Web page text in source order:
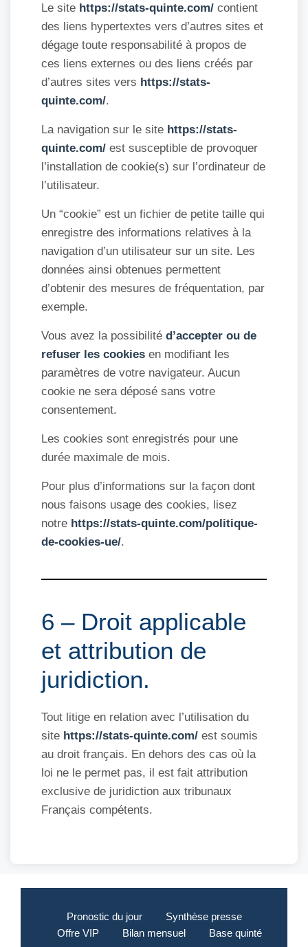
Le site https://stats-quinte.com/ contient
des liens hypertextes vers d’autres sites et
dégage toute responsabilité à propos de
ces liens externes ou des liens créés par
d’autres sites vers https://stats-
quinte.com/.
La navigation sur le site https://stats-
quinte.com/ est susceptible de provoquer
l’installation de cookie(s) sur l’ordinateur de
l’utilisateur.
Un “cookie” est un fichier de petite taille qui
enregistre des informations relatives à la
navigation d’un utilisateur sur un site. Les
données ainsi obtenues permettent
d’obtenir des mesures de fréquentation, par
exemple.
Vous avez la possibilité d’accepter ou de
refuser les cookies en modifiant les
paramètres de votre navigateur. Aucun
cookie ne sera déposé sans votre
consentement.
Les cookies sont enregistrés pour une
durée maximale de mois.
Pour plus d’informations sur la façon dont
nous faisons usage des cookies, lisez
notre https://stats-quinte.com/politique-
de-cookies-ue/.
6 – Droit applicable
et attribution de
juridiction.
Tout litige en relation avec l’utilisation du
site https://stats-quinte.com/ est soumis
au droit français. En dehors des cas où la
loi ne le permet pas, il est fait attribution
exclusive de juridiction aux tribunaux
Français compétents.
Pronostic du jour
Synthèse presse
Offre VIP
Bilan mensuel
Base quinté